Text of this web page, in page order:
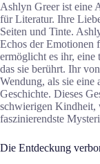
Ashlyn Greer ist eine
für Literatur. Ihre
Seiten und Tinte.
Echos der Emotionen
ermöglicht es ihr, eine
das sie berührt. Ihr
Wendung, als sie
Geschichte. Dieses
schwierigen Kindheit,
faszinierendste
Die Entdeckung